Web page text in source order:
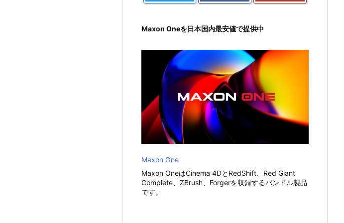
Maxon Oneを日本国内最安値で提供中
Maxon One
Maxon OneはCinema 4DとRedShift、Red Giant
Complete、ZBrush、Forgerを収録するバンドル製品
です。